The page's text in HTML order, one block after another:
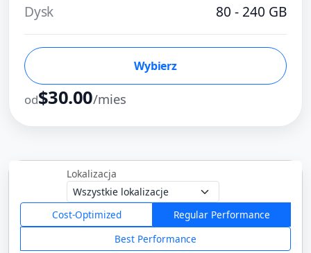
Dysk
80 - 240 GB
Wybierz
od$30.00/mies
Lokalizacja
Cost-Optimized
Regular Performance
Best Performance